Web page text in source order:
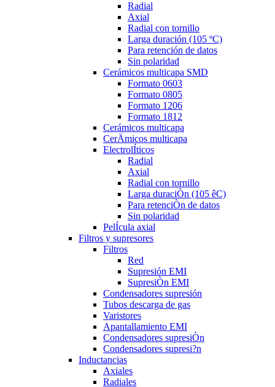
Radial
Axial
Radial con tornillo
Larga duración (105 ºC)
Para retención de datos
Sin polaridad
Cerámicos multicapa SMD
Formato 0603
Formato 0805
Formato 1206
Formato 1812
Cerámicos multicapa
CerÄmicos multicapa
ElectrolÍticos
Radial
Axial
Radial con tornillo
Larga duraciÒn (105 êC)
Para retenciÒn de datos
Sin polaridad
PelÍcula axial
Filtros y supresores
Filtros
Red
Supresión EMI
SupresiÒn EMI
Condensadores supresión
Tubos descarga de gas
Varistores
Apantallamiento EMI
Condensadores supresiÒn
Condensadores supresi?n
Inductancias
Axiales
Radiales